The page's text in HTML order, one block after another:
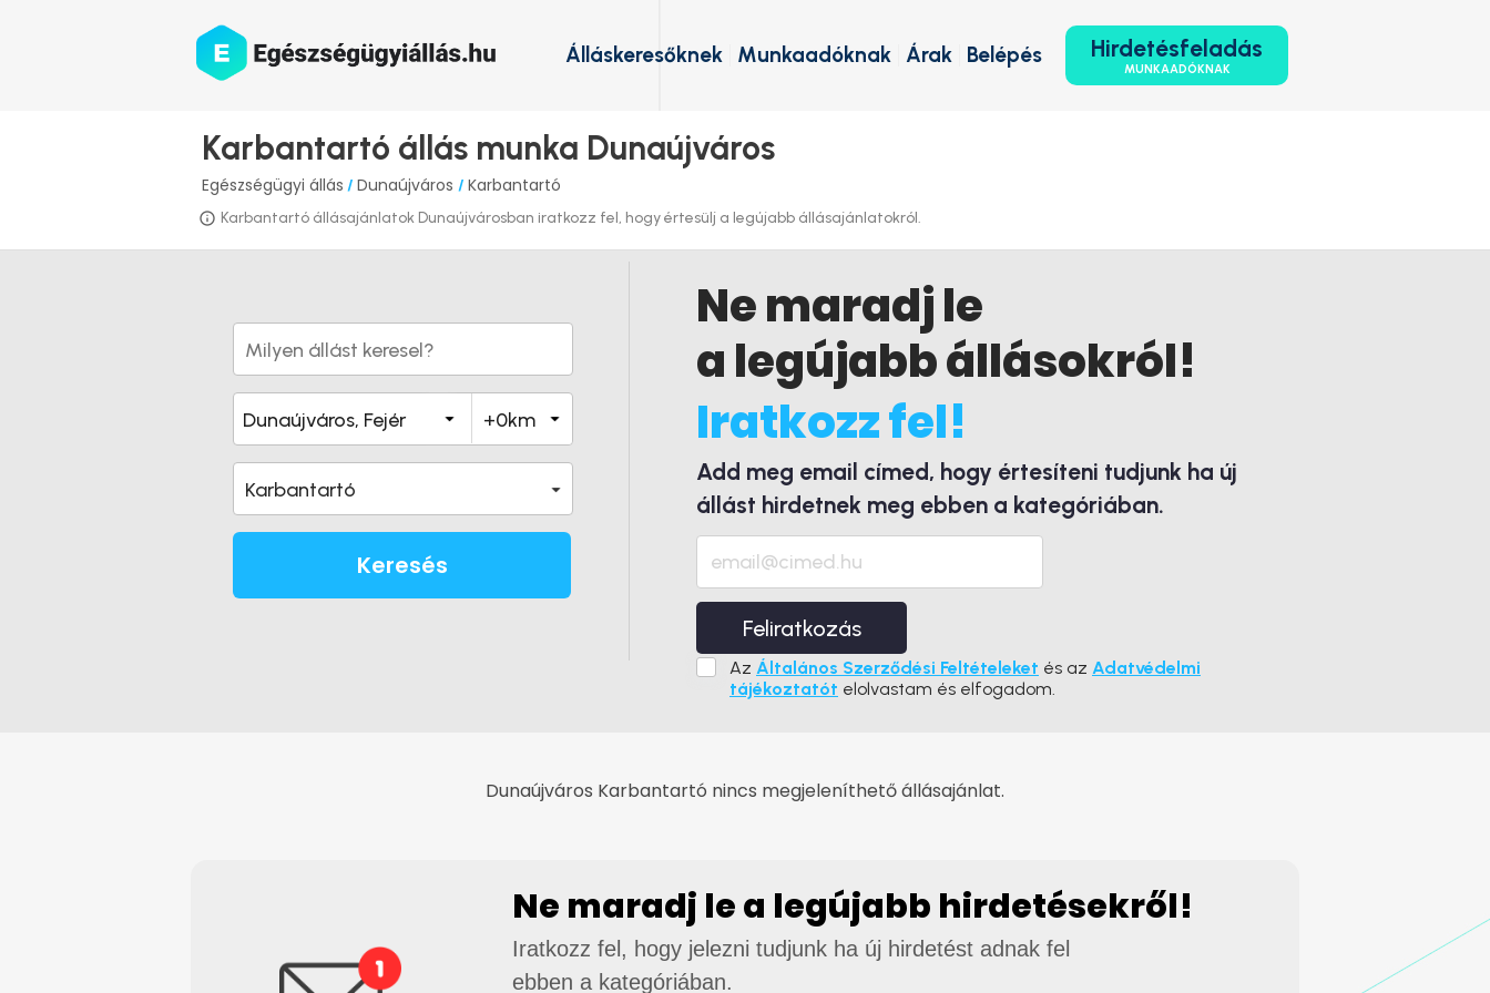
Hirdetésfeladás
MUNKAADÓKNAK
Belépés
Árak
Munkaadóknak
Álláskeresőknek
Karbantartó állás munka Dunaújváros
Egészségügyi állás / Dunaújváros / Karbantartó
Karbantartó állásajánlatok Dunaújvárosban iratkozz fel, hogy értesülj a legújabb állásajánlatokról.
Karbantartó
Keresés
Ne maradj le
a legújabb állásokról!
Iratkozz fel!
Add meg email címed, hogy értesíteni tudjunk ha új
állást hirdetnek meg ebben a kategóriában.
Feliratkozás
Az Általános Szerződési Feltételeket és az Adatvédelmi
tájékoztatót elolvastam és elfogadom.
Dunaújváros Karbantartó nincs megjeleníthető állásajánlat.
Ne maradj le a legújabb hirdetésekről!
Iratkozz fel, hogy jelezni tudjunk ha új hirdetést adnak fel
ebben a kategóriában.